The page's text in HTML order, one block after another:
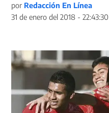
por Redacción En Línea
31 de enero del 2018 - 22:43:30